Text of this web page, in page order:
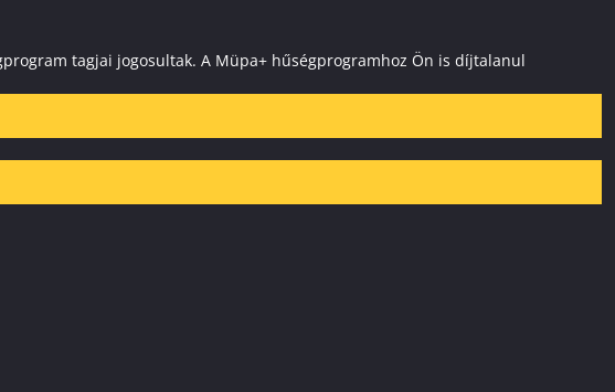
tagjai jogosultak. A Müpa+ hűségprogramhoz Ön is díjtalanul